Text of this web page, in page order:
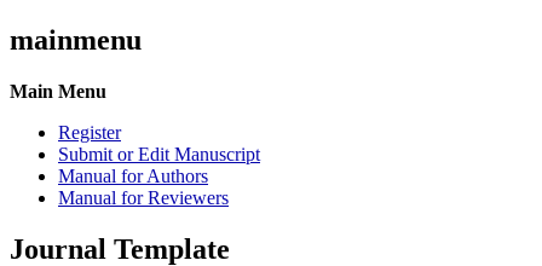
mainmenu
Main Menu
Register
Submit or Edit Manuscript
Manual for Authors
Manual for Reviewers
Journal Template